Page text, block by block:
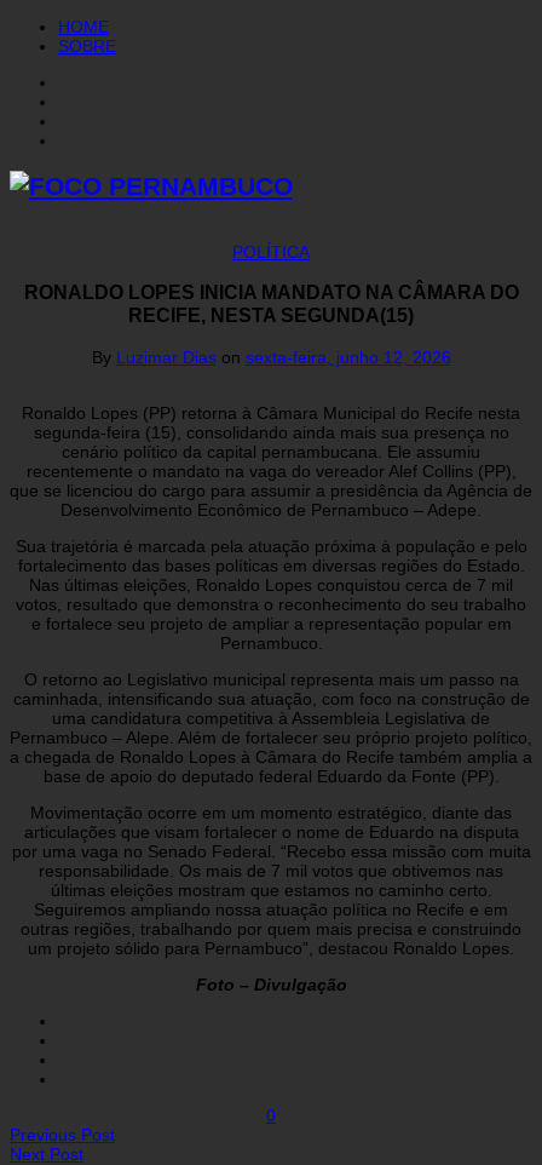
HOME
SOBRE
POLÍTICA
RONALDO LOPES INICIA MANDATO NA CÂMARA DO
RECIFE, NESTA SEGUNDA(15)
By Luzimar Dias on sexta-feira, junho 12, 2026
Ronaldo Lopes (PP) retorna à Câmara Municipal do Recife nesta
segunda-feira (15), consolidando ainda mais sua presença no
cenário político da capital pernambucana. Ele assumiu
recentemente o mandato na vaga do vereador Alef Collins (PP),
que se licenciou do cargo para assumir a presidência da Agência de
Desenvolvimento Econômico de Pernambuco – Adepe.
Sua trajetória é marcada pela atuação próxima à população e pelo
fortalecimento das bases políticas em diversas regiões do Estado.
Nas últimas eleições, Ronaldo Lopes conquistou cerca de 7 mil
votos, resultado que demonstra o reconhecimento do seu trabalho
e fortalece seu projeto de ampliar a representação popular em
Pernambuco.
O retorno ao Legislativo municipal representa mais um passo na
caminhada, intensificando sua atuação, com foco na construção de
uma candidatura competitiva à Assembleia Legislativa de
Pernambuco – Alepe. Além de fortalecer seu próprio projeto político,
a chegada de Ronaldo Lopes à Câmara do Recife também amplia a
base de apoio do deputado federal Eduardo da Fonte (PP).
Movimentação ocorre em um momento estratégico, diante das
articulações que visam fortalecer o nome de Eduardo na disputa
por uma vaga no Senado Federal. “Recebo essa missão com muita
responsabilidade. Os mais de 7 mil votos que obtivemos nas
últimas eleições mostram que estamos no caminho certo.
Seguiremos ampliando nossa atuação política no Recife e em
outras regiões, trabalhando por quem mais precisa e construindo
um projeto sólido para Pernambuco”, destacou Ronaldo Lopes.
Foto – Divulgação
0
Previous Post
Next Post